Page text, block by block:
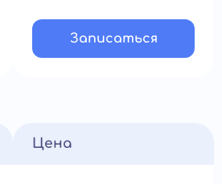
Записатьcя
Цена